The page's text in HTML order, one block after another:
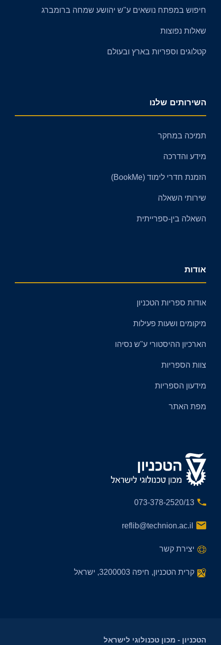
חיפוש במפתח נושאים ע"ש יהושע שמחה ברומברג
שאלות נפוצות
קטלוגים וספריות בארץ ובעולם​​
השירותים שלנו
תמיכה במחקר
מידע והדרכה
הזמנת חדרי לימוד (BookMe)
שירותי השאלה
השאלה בין-ספרייתית
אודות
אודות ספריות הטכניון
מיקומים ושעות פעילות
הארכיון ההיסטורי ע"ש נסיהו
צוות הספריות
מידעון הספריות
מפת האתר
073-378-2520/13
reflib@technion.ac.il
יצירת קשר
קרית הטכניון, חיפה 3200003, ישראל
הטכניון - מכון טכנולוגי לישראל